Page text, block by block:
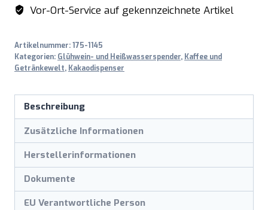
Vor-Ort-Service auf gekennzeichnete Artikel
Artikelnummer:175-1145
Kategorien: Glühwein- und Heißwasserspender, Kaffee und
Getränkewelt, Kakaodispenser
Beschreibung
Zusätzliche Informationen
Herstellerinformationen
Dokumente
EU Verantwortliche Person